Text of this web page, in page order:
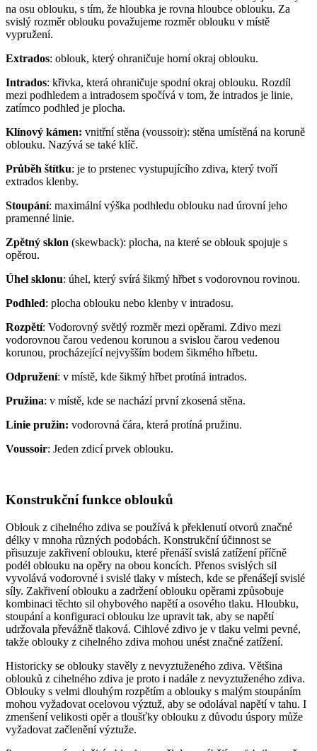
na osu oblouku, s tím, že hloubka je rovna hloubce oblouku. Za
svislý rozměr oblouku považujeme rozměr oblouku v místě
vypružení.
Extrados: oblouk, který ohraničuje horní okraj oblouku.
Intrados: křivka, která ohraničuje spodní okraj oblouku. Rozdíl
mezi podhledem a intradosem spočívá v tom, že intrados je linie,
zatímco podhled je plocha.
Klínový kámen: vnitřní stěna (voussoir): stěna umístěná na koruně
oblouku. Nazývá se také klíč.
Průběh štítku: je to prstenec vystupujícího zdiva, který tvoří
extrados klenby.
Stoupání: maximální výška podhledu oblouku nad úrovní jeho
pramenné linie.
Zpětný sklon (skewback): plocha, na které se oblouk spojuje s
opěrou.
Úhel sklonu: úhel, který svírá šikmý hřbet s vodorovnou rovinou.
Podhled: plocha oblouku nebo klenby v intradosu.
Rozpětí: Vodorovný světlý rozměr mezi opěrami. Zdivo mezi
vodorovnou čarou vedenou korunou a svislou čarou vedenou
korunou, procházející nejvyšším bodem šikmého hřbetu.
Odpružení: v místě, kde šikmý hřbet protíná intrados.
Pružina: v místě, kde se nachází první zkosená stěna.
Linie pružin: vodorovná čára, která protíná pružinu.
Voussoir: Jeden zdicí prvek oblouku.
Konstrukční funkce oblouků
Oblouk z cihelného zdiva se používá k překlenutí otvorů značné
délky v mnoha různých podobách. Konstrukční účinnost se
přisuzuje zakřivení oblouku, které přenáší svislá zatížení příčně
podél oblouku na opěry na obou koncích. Přenos svislých sil
vyvolává vodorovné i svislé tlaky v místech, kde se přenášejí svislé
síly. Zakřivení oblouku a zadržení oblouku opěrami způsobuje
kombinaci těchto sil ohybového napětí a osového tlaku. Hloubku,
stoupání a konfiguraci oblouku lze upravit tak, aby se napětí
udržovala převážně tlaková. Cihlové zdivo je v tlaku velmi pevné,
takže oblouky z cihelného zdiva mohou unést značné zatížení.
Historicky se oblouky stavěly z nevyztuženého zdiva. Většina
oblouků z cihelného zdiva je proto i nadále z nevyztuženého zdiva.
Oblouky s velmi dlouhým rozpětím a oblouky s malým stoupáním
mohou vyžadovat ocelovou výztuž, aby se odolával napětí v tahu. I
zmenšení velikosti opěr a tloušťky oblouku z důvodu úspory může
vyžadovat začlenění výztuže.